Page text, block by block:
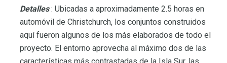
Detalles: Ubicadas a aproximadamente 2.5 horas en
automóvil de Christchurch, los conjuntos construidos
aquí fueron algunos de los más elaborados de todo el
proyecto. El entorno aprovecha al máximo dos de las